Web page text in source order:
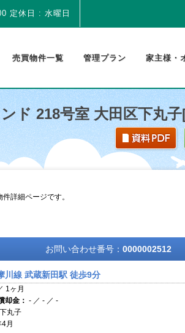
定休日 : 水曜日
売買物件一覧 管理プラン 家主様・
ド 218号室 大田区下丸
詳細ページです。
お問い合わせ番号： 0000002512
川線 武蔵新田駅 徒歩9分
1ヶ月
却金： - ／ - ／ -
丸子
月